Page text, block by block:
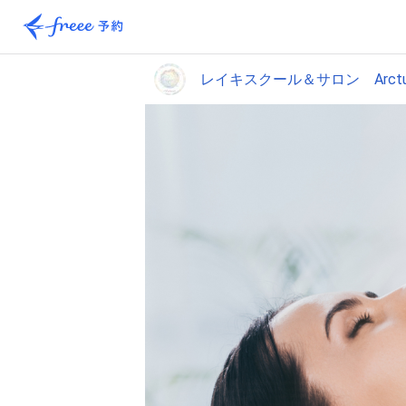
レイキスクール＆サロン